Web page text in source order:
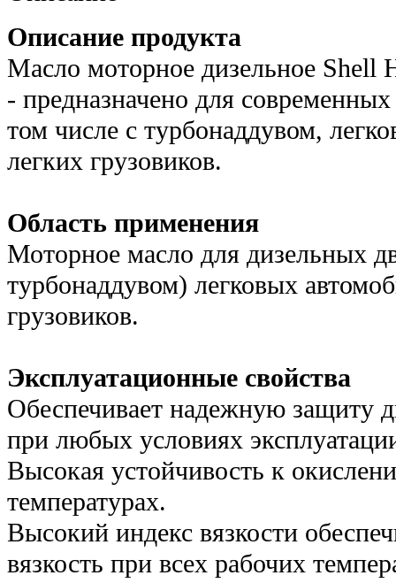
Описание продукта
Масло моторное дизельное Shell
- предназначено для
том числе с турбонаддувом,
легких грузовиков.
Область применения
Моторное масло для дизельных
турбонаддувом) легковых
грузовиков.
Эксплуатационные свойства
Обеспечивает надежную защиту
при любых условиях
Высокая устойчивость к
температурах.
Высокий индекс вязкости
вязкость при всех рабочих